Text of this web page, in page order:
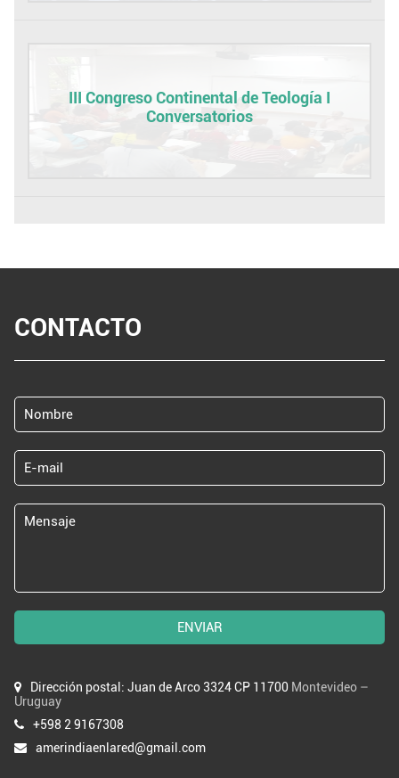
III Congreso Continental de Teología I
Conversatorios
CONTACTO
ENVIAR
Dirección postal: Juan de Arco 3324 CP 11700 Montevideo –
Uruguay
+598 2 9167308
amerindiaenlared@gmail.com